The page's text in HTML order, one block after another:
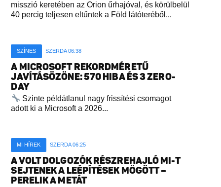
misszió keretében az Orion űrhajóval, és körülbelül
40 percig teljesen eltűntek a Föld látóteréből...
SZÍNES SZERDA 06:38
A MICROSOFT REKORDMÉRETŰ
JAVÍTÁSÖZÖNE: 570 HIBA ÉS 3 ZERO-
DAY
Szinte példátlanul nagy frissítési csomagot
adott ki a Microsoft a 2026...
MI HÍREK SZERDA 06:25
A VOLT DOLGOZÓK RÉSZREHAJLÓ MI-T
SEJTENEK A LEÉPÍTÉSEK MÖGÖTT –
PERELIK A METÁT